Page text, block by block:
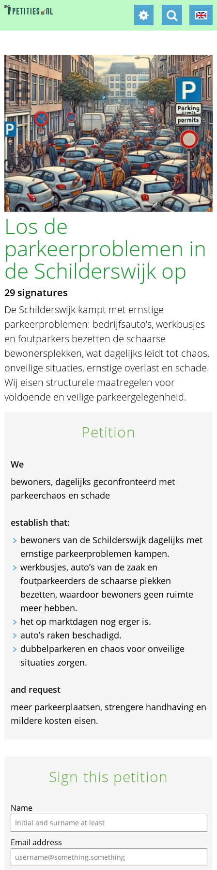
Los de
parkeerproblemen in
de Schilderswijk op
29 signatures
De Schilderswijk kampt met ernstige
parkeerproblemen: bedrijfsauto’s, werkbusjes
en foutparkers bezetten de schaarse
bewonersplekken, wat dagelijks leidt tot chaos,
onveilige situaties, ernstige overlast en schade.
Wij eisen structurele maatregelen voor
voldoende en veilige parkeergelegenheid.
Petition
We
bewoners, dagelijks geconfronteerd met
parkeerchaos en schade
establish that:
bewoners van de Schilderswijk dagelijks met
ernstige parkeerproblemen kampen.
werkbusjes, auto’s van de zaak en
foutparkeerders de schaarse plekken
bezetten, waardoor bewoners geen ruimte
meer hebben.
het op marktdagen nog erger is.
auto’s raken beschadigd.
dubbelparkeren en chaos voor onveilige
situaties zorgen.
and request
meer parkeerplaatsen, strengere handhaving en
mildere kosten eisen.
Sign this petition
Name
Email address